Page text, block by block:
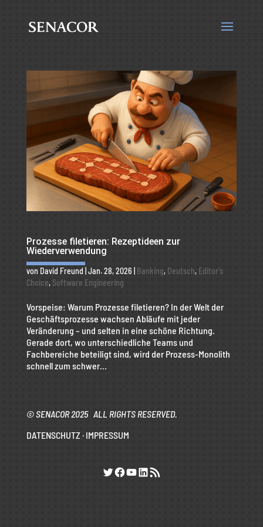
Prozesse filetieren: Rezeptideen zur
Wiederverwendung
von David Freund Jan. 28, 2026 Banking, Deutsch, Editor's
Choice, Software Engineering
Vorspeise: Warum Prozesse filetieren? In der Welt der
Geschäftsprozesse wachsen Abläufe mit jeder
Veränderung – und selten in eine schöne Richtung.
Gerade dort, wo unterschiedliche Teams und
Fachbereiche beteiligt sind, wird der Prozess-Monolith
schnell zum schwer...
© SENACOR 2025 ALL RIGHTS RESERVED.
DATENSCHUTZ · IMPRESSUM
Twitter
Facebook
YouTube
LinkedIn
RSS-Feed